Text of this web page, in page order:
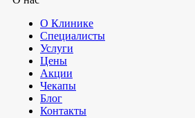
О Клинике
Специалисты
Услуги
Цены
Акции
Чекапы
Блог
Контакты